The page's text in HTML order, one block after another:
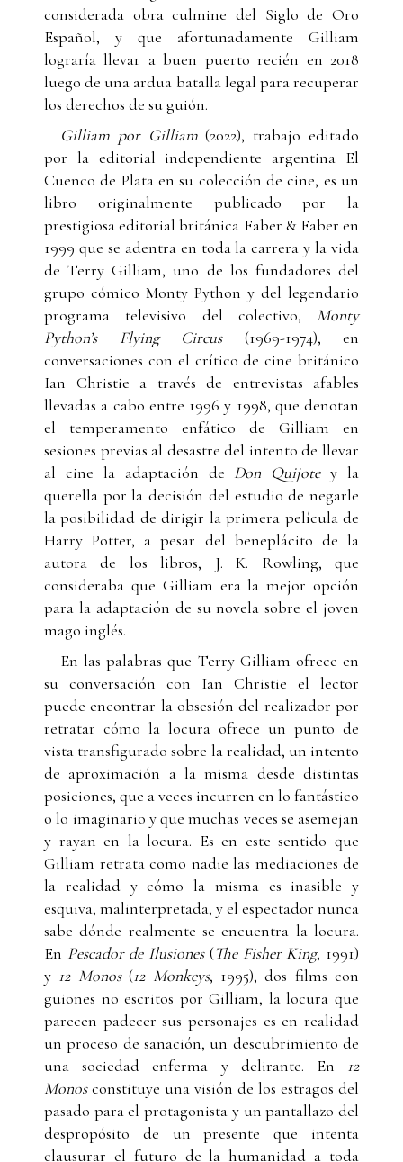
considerada obra culmine del Siglo de Oro
Español, y que afortunadamente Gilliam
lograría llevar a buen puerto recién en 2018
luego de una ardua batalla legal para recuperar
los derechos de su guión.
Gilliam por Gilliam(2022), trabajo editado
por la editorial independiente argentina El
Cuenco de Plata en su colección de cine, es un
libro originalmente publicado por la
prestigiosa editorial británica Faber & Faber en
1999 que se adentra en toda la carrera y la vida
de Terry Gilliam, uno de los fundadores del
grupo cómico Monty Python y del legendario
programa televisivo del colectivo, Monty
Python’s Flying Circus(1969-1974), en
conversaciones con el crítico de cine británico
Ian Christie a través de entrevistas afables
llevadas a cabo entre 1996 y 1998, que denotan
el temperamento enfático de Gilliam en
sesiones previas al desastre del intento de llevar
al cine la adaptación de Don Quijotey la
querella por la decisión del estudio de negarle
la posibilidad de dirigir la primera película de
Harry Potter, a pesar del beneplácito de la
autora de los libros, J. K. Rowling, que
consideraba que Gilliam era la mejor opción
para la adaptación de su novela sobre el joven
mago inglés.
En las palabras que Terry Gilliam ofrece en
su conversación con Ian Christie el lector
puede encontrar la obsesión del realizador por
retratar cómo la locura ofrece un punto de
vista transfigurado sobre la realidad, un intento
de aproximación a la misma desde distintas
posiciones, que a veces incurren en lo fantástico
o lo imaginario y que muchas veces se asemejan
y rayan en la locura. Es en este sentido que
Gilliam retrata como nadie las mediaciones de
la realidad y cómo la misma es inasible y
esquiva, malinterpretada, y el espectador nunca
sabe dónde realmente se encuentra la locura.
En Pescador de Ilusiones(The Fisher King, 1991)
y 12 Monos(12 Monkeys, 1995), dos films con
guiones no escritos por Gilliam, la locura que
parecen padecer sus personajes es en realidad
un proceso de sanación, un descubrimiento de
una sociedad enferma y delirante. En 12
Monosconstituye una visión de los estragos del
pasado para el protagonista y un pantallazo del
despropósito de un presente que intenta
clausurar el futuro de la humanidad a toda